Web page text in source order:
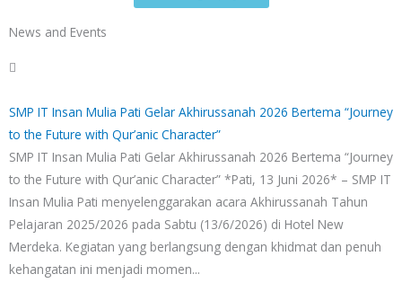
Usth Diah Jumaroh, S.Pd.I
Kepala SMP IT INSAN MULIA
SMPIT INSAN MULIA PATI bukan hanya tempat bekerja,
namun tempat beramal untuk akherat.
News and Events
SMP IT Insan Mulia Pati Gelar Akhirussanah 2026 Bertema “Journey
to the Future with Qur’anic Character”
SMP IT Insan Mulia Pati Gelar Akhirussanah 2026 Bertema “Journey
to the Future with Qur’anic Character” *Pati, 13 Juni 2026* – SMP IT
Insan Mulia Pati menyelenggarakan acara Akhirussanah Tahun
Pelajaran 2025/2026 pada Sabtu (13/6/2026) di Hotel New
Merdeka. Kegiatan yang berlangsung dengan khidmat dan penuh
kehangatan ini menjadi momen...